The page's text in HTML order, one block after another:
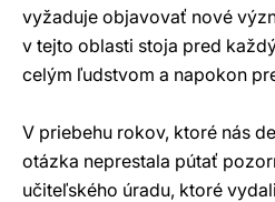
vyžaduje objavovať nové
v tejto oblasti stoja pred
celým ľudstvom a napokon
V priebehu rokov, ktoré nás
otázka neprestala pútať
učiteľského úradu, ktoré